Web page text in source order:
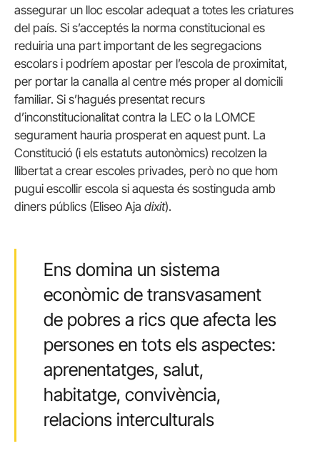
assegurar un lloc escolar adequat a totes les criatures
del país. Si s’acceptés la norma constitucional es
reduiria una part important de les segregacions
escolars i podríem apostar per l’escola de proximitat,
per portar la canalla al centre més proper al domicili
familiar. Si s’hagués presentat recurs
d’inconstitucionalitat contra la LEC o la LOMCE
segurament hauria prosperat en aquest punt. La
Constitució (i els estatuts autonòmics) recolzen la
llibertat a crear escoles privades, però no que hom
pugui escollir escola si aquesta és sostinguda amb
diners públics (Eliseo Aja dixit).
Ens domina un sistema
econòmic de transvasament
de pobres a rics que afecta les
persones en tots els aspectes:
aprenentatges, salut,
habitatge, convivència,
relacions interculturals